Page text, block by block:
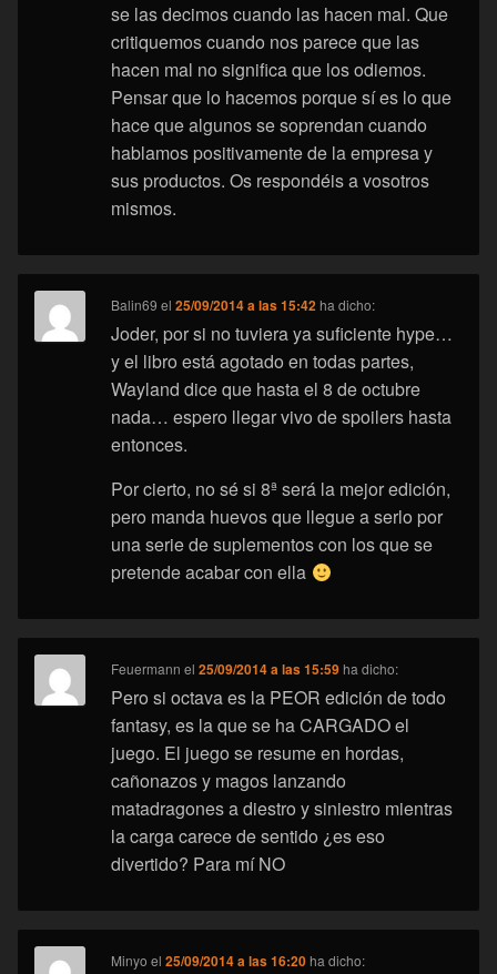
se las decimos cuando las hacen mal. Que
critiquemos cuando nos parece que las
hacen mal no significa que los odiemos.
Pensar que lo hacemos porque sí es lo que
hace que algunos se soprendan cuando
hablamos positivamente de la empresa y
sus productos. Os respondéis a vosotros
mismos.
Balin69 el25/09/2014 a las 15:42 ha dicho:
Joder, por si no tuviera ya suficiente hype…
y el libro está agotado en todas partes,
Wayland dice que hasta el 8 de octubre
nada… espero llegar vivo de spoilers hasta
entonces.
Por cierto, no sé si 8ª será la mejor edición,
pero manda huevos que llegue a serlo por
una serie de suplementos con los que se
pretende acabar con ella
Feuermann el25/09/2014 a las 15:59 ha dicho:
Pero si octava es la PEOR edición de todo
fantasy, es la que se ha CARGADO el
juego. El juego se resume en hordas,
cañonazos y magos lanzando
matadragones a diestro y siniestro mientras
la carga carece de sentido ¿es eso
divertido? Para mí NO
Minyo el25/09/2014 a las 16:20 ha dicho: